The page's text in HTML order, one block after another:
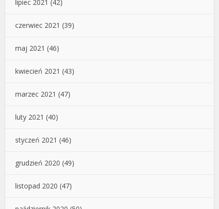
lipiec 2021 (42)
czerwiec 2021 (39)
maj 2021 (46)
kwiecień 2021 (43)
marzec 2021 (47)
luty 2021 (40)
styczeń 2021 (46)
grudzień 2020 (49)
listopad 2020 (47)